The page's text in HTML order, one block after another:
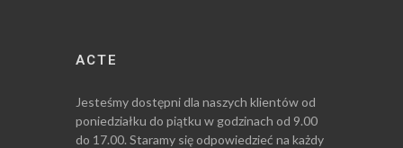
ACTE
Jesteśmy dostępni dla naszych klientów od
poniedziałku do piątku w godzinach od 9.00
do 17.00. Staramy się odpowiedzieć na każdy